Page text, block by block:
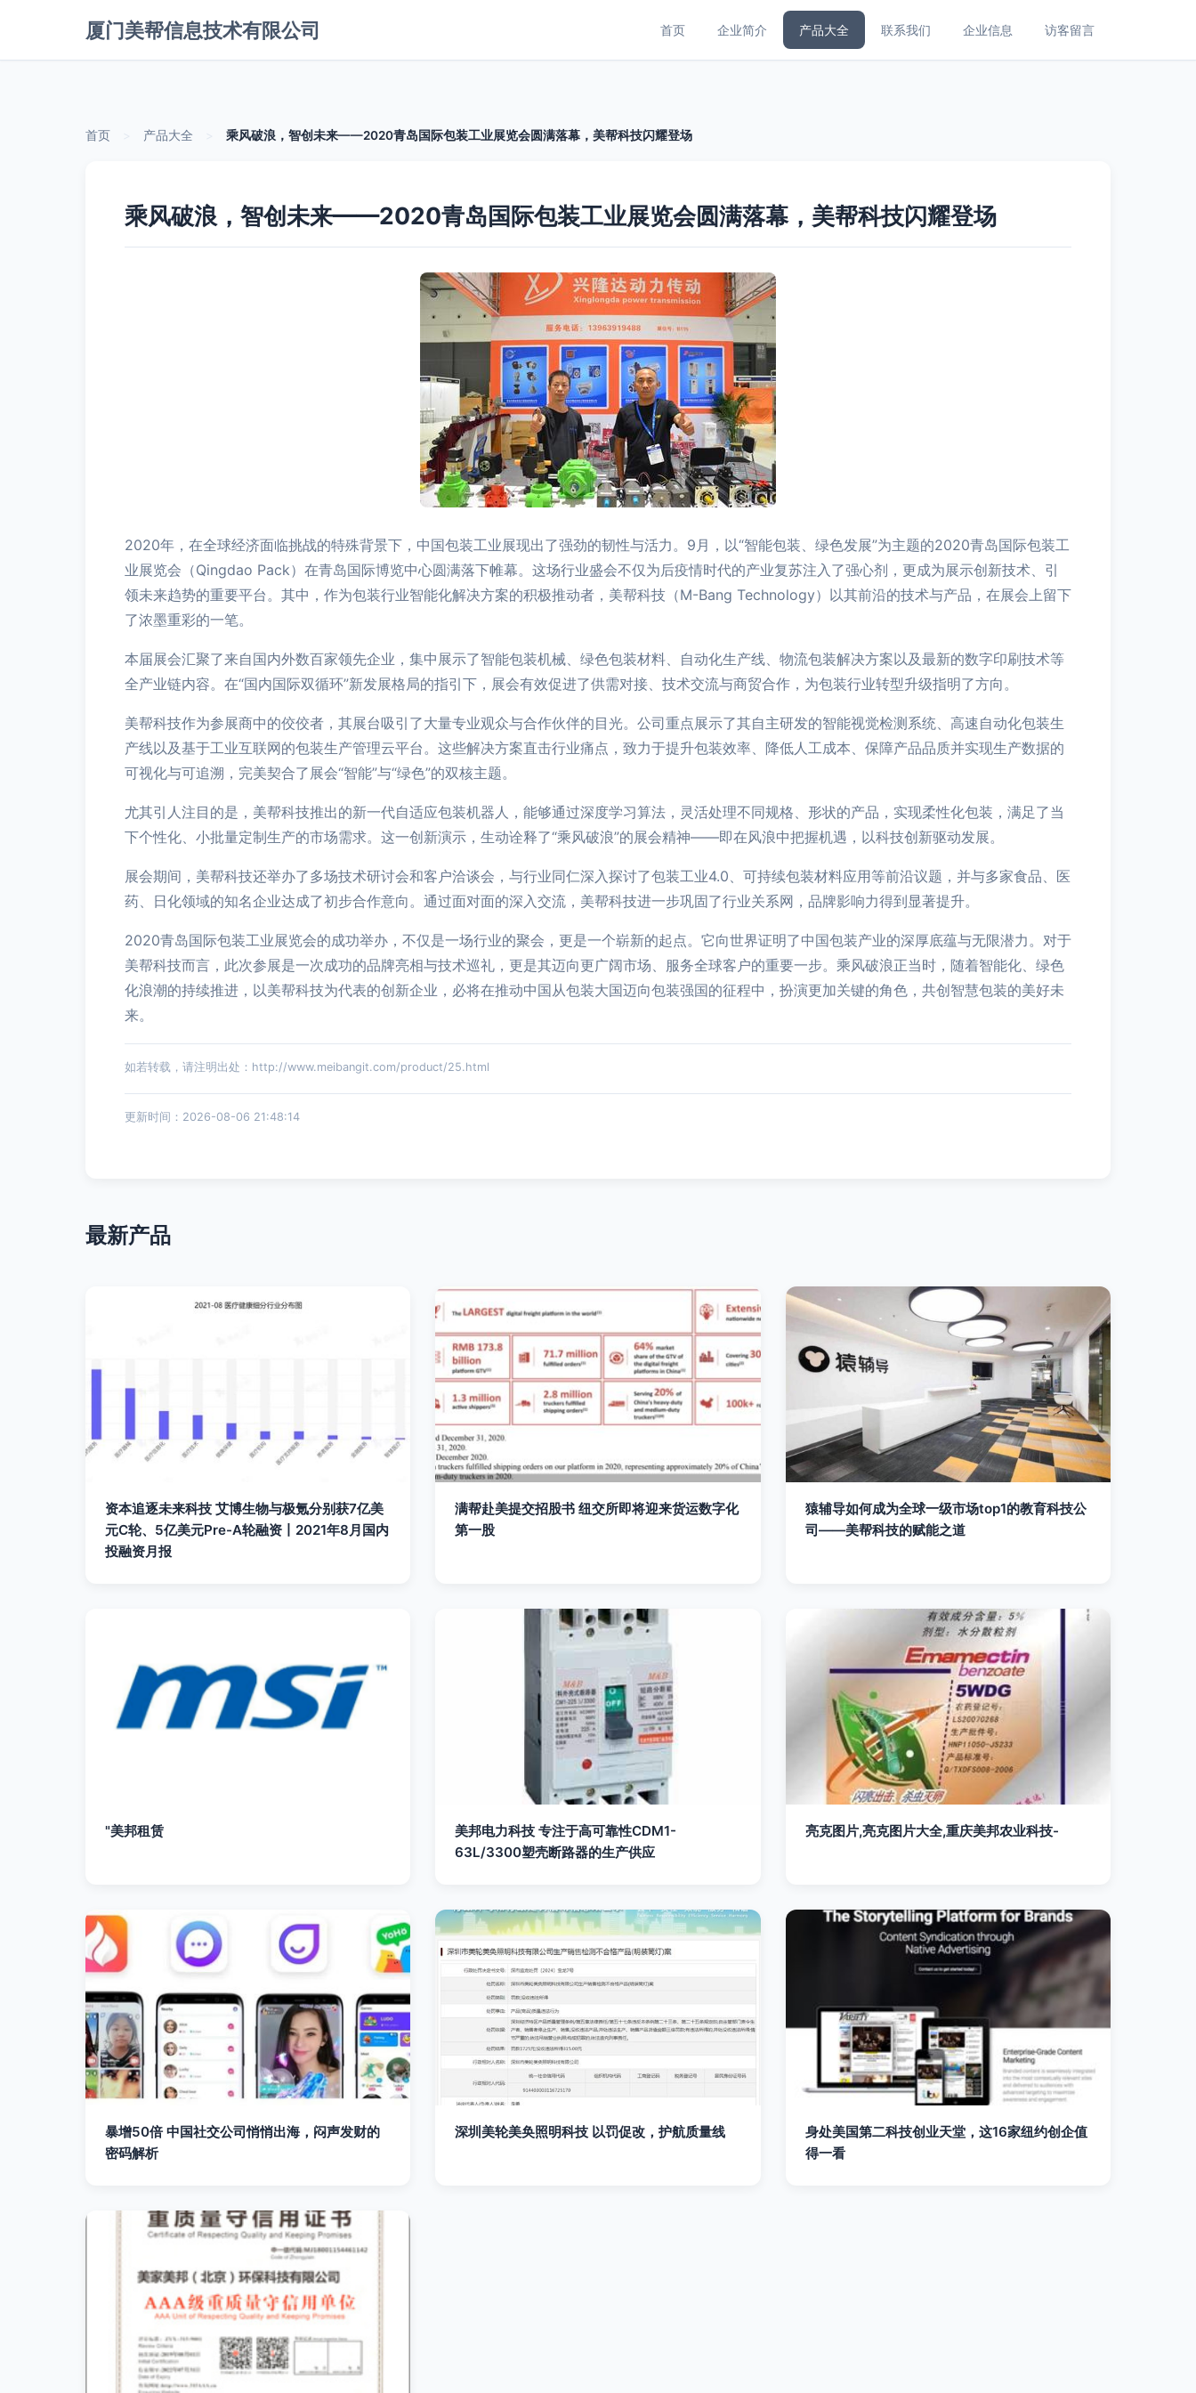
厦门美帮信息技术有限公司 首页 企业简介 产品大全 联系我们 企业信息 访客留言
首页 产品大全 乘风破浪，智创未来——2020青岛国际包装工业展览会圆满落幕，美帮科技闪耀登场
乘风破浪，智创未来——2020青岛国际包装工业展览会圆满落幕，美帮科技闪耀登场
2020年，在全球经济面临挑战的特殊背景下，中国包装工业展现出了强劲的韧性与活力。9月，以“智能包装、绿色发展”为主题的2020青岛国际包装工
业展览会（Qingdao Pack）在青岛国际博览中心圆满落下帷幕。这场行业盛会不仅为后疫情时代的产业复苏注入了强心剂，更成为展示创新技术、引
领未来趋势的重要平台。其中，作为包装行业智能化解决方案的积极推动者，美帮科技（M-Bang Technology）以其前沿的技术与产品，在展会上留下
了浓墨重彩的一笔。
本届展会汇聚了来自国内外数百家领先企业，集中展示了智能包装机械、绿色包装材料、自动化生产线、物流包装解决方案以及最新的数字印刷技术等
全产业链内容。在“国内国际双循环”新发展格局的指引下，展会有效促进了供需对接、技术交流与商贸合作，为包装行业转型升级指明了方向。
美帮科技作为参展商中的佼佼者，其展台吸引了大量专业观众与合作伙伴的目光。公司重点展示了其自主研发的智能视觉检测系统、高速自动化包装生
产线以及基于工业互联网的包装生产管理云平台。这些解决方案直击行业痛点，致力于提升包装效率、降低人工成本、保障产品品质并实现生产数据的
可视化与可追溯，完美契合了展会“智能”与“绿色”的双核主题。
尤其引人注目的是，美帮科技推出的新一代自适应包装机器人，能够通过深度学习算法，灵活处理不同规格、形状的产品，实现柔性化包装，满足了当
下个性化、小批量定制生产的市场需求。这一创新演示，生动诠释了“乘风破浪”的展会精神——即在风浪中把握机遇，以科技创新驱动发展。
展会期间，美帮科技还举办了多场技术研讨会和客户洽谈会，与行业同仁深入探讨了包装工业4.0、可持续包装材料应用等前沿议题，并与多家食品、医
药、日化领域的知名企业达成了初步合作意向。通过面对面的深入交流，美帮科技进一步巩固了行业关系网，品牌影响力得到显著提升。
2020青岛国际包装工业展览会的成功举办，不仅是一场行业的聚会，更是一个崭新的起点。它向世界证明了中国包装产业的深厚底蕴与无限潜力。对于
美帮科技而言，此次参展是一次成功的品牌亮相与技术巡礼，更是其迈向更广阔市场、服务全球客户的重要一步。乘风破浪正当时，随着智能化、绿色
化浪潮的持续推进，以美帮科技为代表的创新企业，必将在推动中国从包装大国迈向包装强国的征程中，扮演更加关键的角色，共创智慧包装的美好未
来。
如若转载，请注明出处：http://www.meibangit.com/product/25.html
更新时间：2026-08-06 21:48:14
最新产品
资本追逐未来科技 艾博生物与极氪分别获7亿美
元C轮、5亿美元Pre-A轮融资丨2021年8月国内
投融资月报
满帮赴美提交招股书 纽交所即将迎来货运数字化
第一股
猿辅导如何成为全球一级市场top1的教育科技公
司——美帮科技的赋能之道
"美邦租赁
美邦电力科技 专注于高可靠性CDM1-
63L/3300塑壳断路器的生产供应
亮克图片,亮克图片大全,重庆美邦农业科技-
暴增50倍 中国社交公司悄悄出海，闷声发财的
密码解析
深圳美轮美奂照明科技 以罚促改，护航质量线
身处美国第二科技创业天堂，这16家纽约创企值
得一看